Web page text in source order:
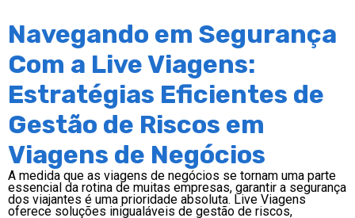
Navegando em Segurança
Com a Live Viagens:
Estratégias Eficientes de
Gestão de Riscos em
Viagens de Negócios
A medida que as viagens de negócios se tornam uma parte
essencial da rotina de muitas empresas, garantir a segurança
dos viajantes é uma prioridade absoluta. Live Viagens
oferece soluções inigualáveis de gestão de riscos,